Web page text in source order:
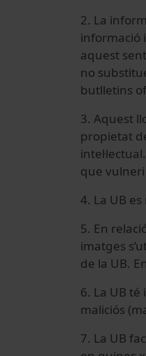
2. La
informació
aquest
no
butlletins
3. Aquest
propietat
que
4. La UB
5. En
imatges
de la UB.
6. La UB
maliciós
7. La UB